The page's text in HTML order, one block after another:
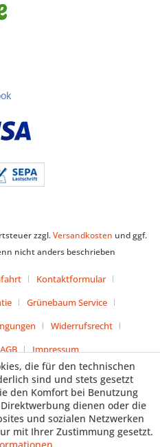
zzgl.Versandkosten und ggf.
nicht anders beschrieben
Kontaktformular
Grünebaum Service
Widerrufsrecht
AGB Impressum
die für den technischen
sind und stets gesetzt
den Komfort bei Benutzung
dienen oder die
und sozialen Netzwerken
mit Ihrer Zustimmung gesetzt.